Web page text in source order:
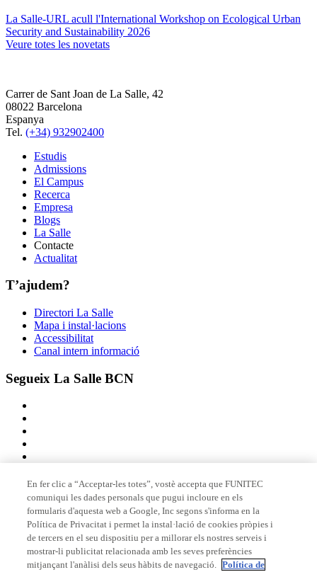
La Salle-URL acull l'International Workshop on Ecological Urban
Security and Sustainability 2026
Veure totes les novetats
Carrer de Sant Joan de La Salle, 42
08022 Barcelona
Espanya
Tel. (+34) 932902400
Estudis
Admissions
El Campus
Recerca
Empresa
Blogs
La Salle
Contacte
Actualitat
T’ajudem?
Directori La Salle
Mapa i instal·lacions
Accessibilitat
Canal intern informació
Segueix La Salle BCN
Membre de
Acreditacions
En fer clic a “Acceptar-les totes”, vostè accepta que FUNITEC
comuniqui les dades personals que pugui incloure en els
formularis d'aquesta web a Google, Inc segons s'informa en la
Política de Privacitat i permet la instal·lació de cookies pròpies i
de tercers en el seu dispositiu per a millorar els nostres serveis i
mostrar-li publicitat relacionada amb les seves preferències
mitjançant l'anàlisi dels seus hàbits de navegació. Política de